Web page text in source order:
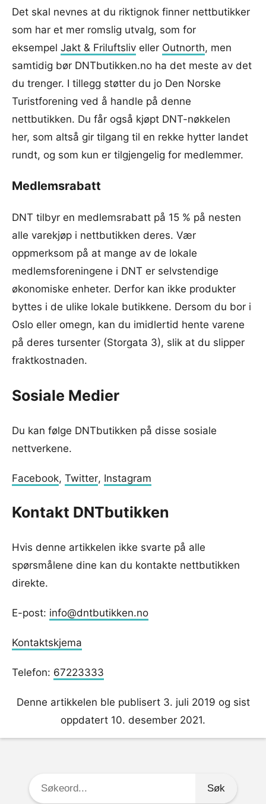
Det skal nevnes at du riktignok finner nettbutikker
som har et mer romslig utvalg, som for
eksempel Jakt & Friluftsliv eller Outnorth, men
samtidig bør DNTbutikken.no ha det meste av det
du trenger. I tillegg støtter du jo Den Norske
Turistforening ved å handle på denne
nettbutikken. Du får også kjøpt DNT-nøkkelen
her, som altså gir tilgang til en rekke hytter landet
rundt, og som kun er tilgjengelig for medlemmer.
Medlemsrabatt
DNT tilbyr en medlemsrabatt på 15 % på nesten
alle varekjøp i nettbutikken deres. Vær
oppmerksom på at mange av de lokale
medlemsforeningene i DNT er selvstendige
økonomiske enheter. Derfor kan ikke produkter
byttes i de ulike lokale butikkene. Dersom du bor i
Oslo eller omegn, kan du imidlertid hente varene
på deres tursenter (Storgata 3), slik at du slipper
fraktkostnaden.
Sosiale Medier
Du kan følge DNTbutikken på disse sosiale
nettverkene.
Facebook, Twitter, Instagram
Kontakt DNTbutikken
Hvis denne artikkelen ikke svarte på alle
spørsmålene dine kan du kontakte nettbutikken
direkte.
E-post: info@dntbutikken.no
Kontaktskjema
Telefon: 67223333
Denne artikkelen ble publisert 3. juli 2019 og sist
oppdatert 10. desember 2021.
Søkeord: